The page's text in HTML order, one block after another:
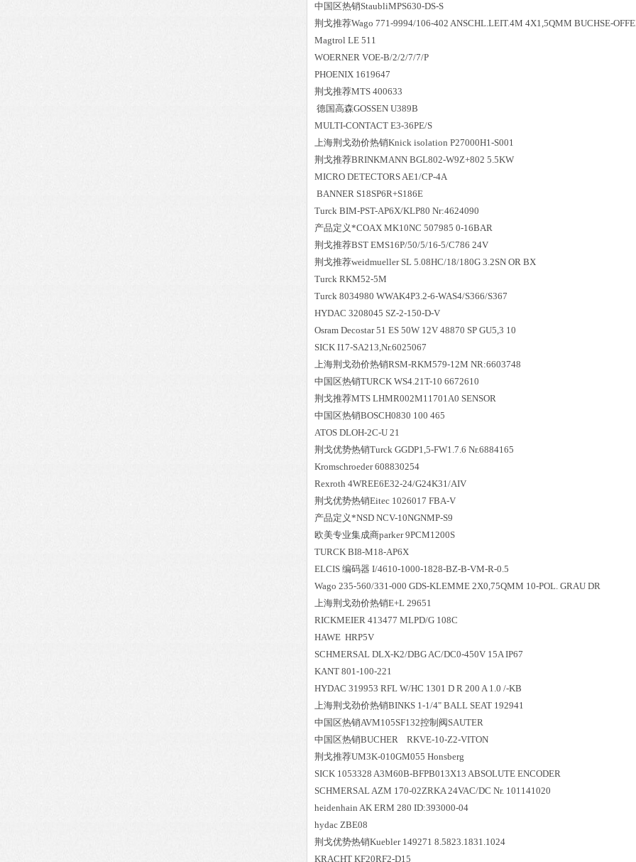
中国区热销StaubliMPS630-DS-S
荆戈推荐Wago 771-9994/106-402 ANSCHL.LEIT.4M 4X1,5QMM BUCHSE-
Magtrol LE 511
WOERNER VOE-B/2/2/7/7/P
PHOENIX 1619647
荆戈推荐MTS 400633
德国高森GOSSEN U389B
MULTI-CONTACT E3-36PE/S
上海荆戈劲价热销Knick isolation P27000H1-S001
荆戈推荐BRINKMANN BGL802-W9Z+802 5.5KW
MICRO DETECTORS AE1/CP-4A
BANNER S18SP6R+S186E
Turck BIM-PST-AP6X/KLP80 Nr:4624090
产品定义*COAX MK10NC 507985 0-16BAR
荆戈推荐BST EMS16P/50/5/16-5/C786 24V
荆戈推荐weidmueller SL 5.08HC/18/180G 3.2SN OR BX
Turck RKM52-5M
Turck 8034980 WWAK4P3.2-6-WAS4/S366/S367
HYDAC 3208045 SZ-2-150-D-V
Osram Decostar 51 ES 50W 12V 48870 SP GU5,3 10
SICK I17-SA213,Nr.6025067
上海荆戈劲价热销RSM-RKM579-12M NR:6603748
中国区热销TURCK WS4.21T-10 6672610
荆戈推荐MTS LHMR002M11701A0 SENSOR
中国区热销BOSCH0830 100 465
ATOS DLOH-2C-U 21
荆戈优势热销Turck GGDP1,5-FW1.7.6 Nr.6884165
Kromschroeder 608830254
Rexroth 4WREE6E32-24/G24K31/AIV
荆戈优势热销Eitec 1026017 FBA-V
产品定义*NSD NCV-10NGNMP-S9
欧美专业集成商parker 9PCM1200S
TURCK BI8-M18-AP6X
ELCIS 编码器 I/4610-1000-1828-BZ-B-VM-R-0.5
Wago 235-560/331-000 GDS-KLEMME 2X0,75QMM 10-POL. GRAU DR
上海荆戈劲价热销E+L 29651
RICKMEIER 413477 MLPD/G 108C
HAWE HRP5V
SCHMERSAL DLX-K2/DBG AC/DC0-450V 15A IP67
KANT 801-100-221
HYDAC 319953 RFL W/HC 1301 D R 200 A 1.0 /-KB
上海荆戈劲价热销BINKS 1-1/4" BALL SEAT 192941
中国区热销AVM105SF132控制阀SAUTER
中国区热销BUCHER RKVE-10-Z2-VITON
荆戈推荐UM3K-010GM055 Honsberg
SICK 1053328 A3M60B-BFPB013X13 ABSOLUTE ENCODER
SCHMERSAL AZM 170-02ZRKA 24VAC/DC Nr. 101141020
heidenhain AK ERM 280 ID:393000-04
hydac ZBE08
荆戈优势热销Kuebler 149271 8.5823.1831.1024
KRACHT KF20RF2-D15